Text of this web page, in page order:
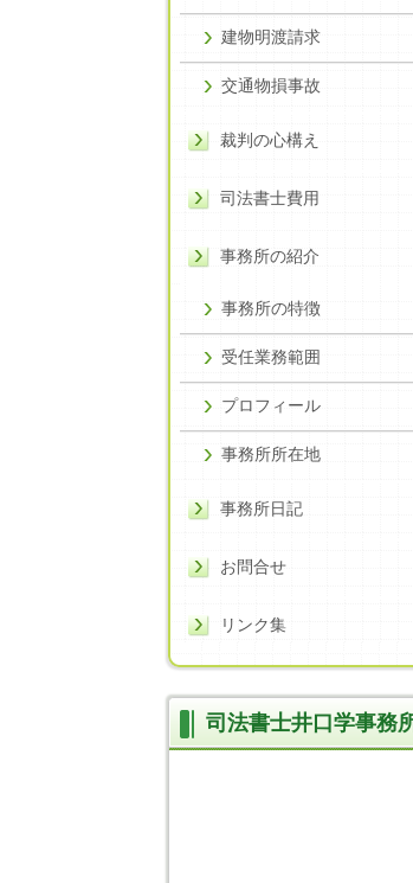
建物明渡請求
交通物損事故
裁判の心構え
司法書士費用
事務所の紹介
事務所の特徴
受任業務範囲
プロフィール
事務所所在地
事務所日記
お問合せ
リンク集
司法書士井口学事務